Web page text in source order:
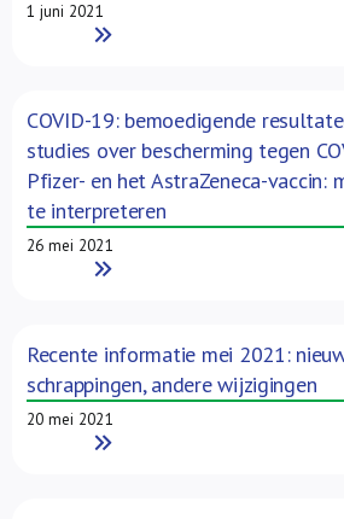
1 juni 2021
Read More
COVID-19: bemoedigende
studies over bescherming tegen
Pfizer- en het AstraZeneca-vaccin:
te interpreteren
26 mei 2021
Read More
Recente informatie mei 2021:
schrappingen, andere wijzigingen
20 mei 2021
Read More